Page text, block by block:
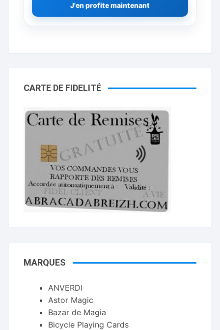
J'en profite maintenant
CARTE DE FIDELITÉ
MARQUES
ANVERDI
Astor Magic
Bazar de Magia
Bicycle Playing Cards